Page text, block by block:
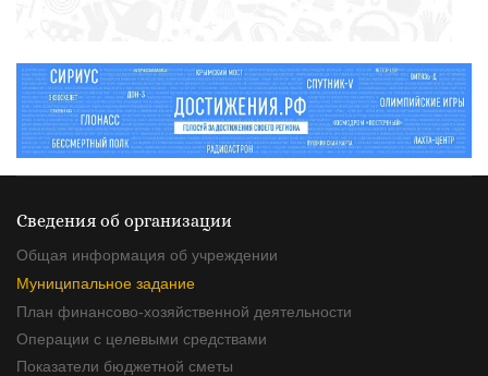
Сведения об организации
Общая информация об учреждении
Муниципальное задание
План финансово-хозяйственной деятельности
Операции с целевыми средствами
Показатели бюджетной сметы